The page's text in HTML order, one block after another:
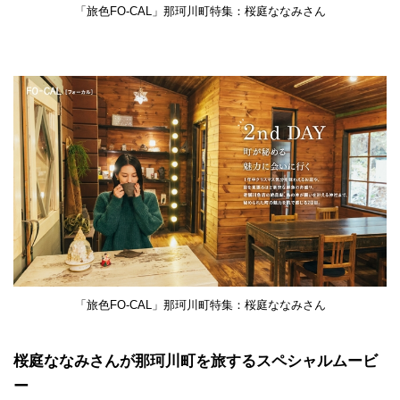
「旅色FO-CAL」那珂川町特集：桜庭ななみさん
「旅色FO-CAL」那珂川町特集：桜庭ななみさん
桜庭ななみさんが那珂川町を旅するスペシャルムービ
ー